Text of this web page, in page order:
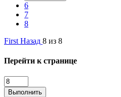
6
7
8
First Назад 8 из 8
Перейти к странице
Выполнить